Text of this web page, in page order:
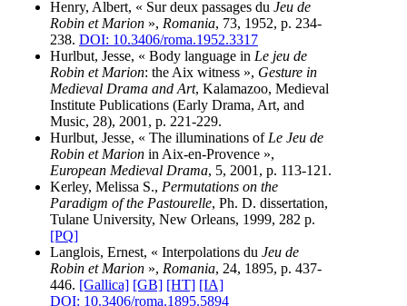
Henry, Albert, « Sur deux passages du Jeu de
Robin et Marion », Romania, 73, 1952, p. 234-
238. DOI: 10.3406/roma.1952.3317
Hurlbut, Jesse, « Body language in Le jeu de
Robin et Marion: the Aix witness », Gesture in
Medieval Drama and Art, Kalamazoo, Medieval
Institute Publications (Early Drama, Art, and
Music, 28), 2001, p. 221-229.
Hurlbut, Jesse, « The illuminations of Le Jeu de
Robin et Marion in Aix-en-Provence »,
European Medieval Drama, 5, 2001, p. 113-121.
Kerley, Melissa S., Permutations on the
Paradigm of the Pastourelle, Ph. D. dissertation,
Tulane University, New Orleans, 1999, 282 p.
[PQ]
Langlois, Ernest, « Interpolations du Jeu de
Robin et Marion », Romania, 24, 1895, p. 437-
446. [Gallica] [GB] [HT] [IA]
DOI: 10.3406/roma.1895.5894